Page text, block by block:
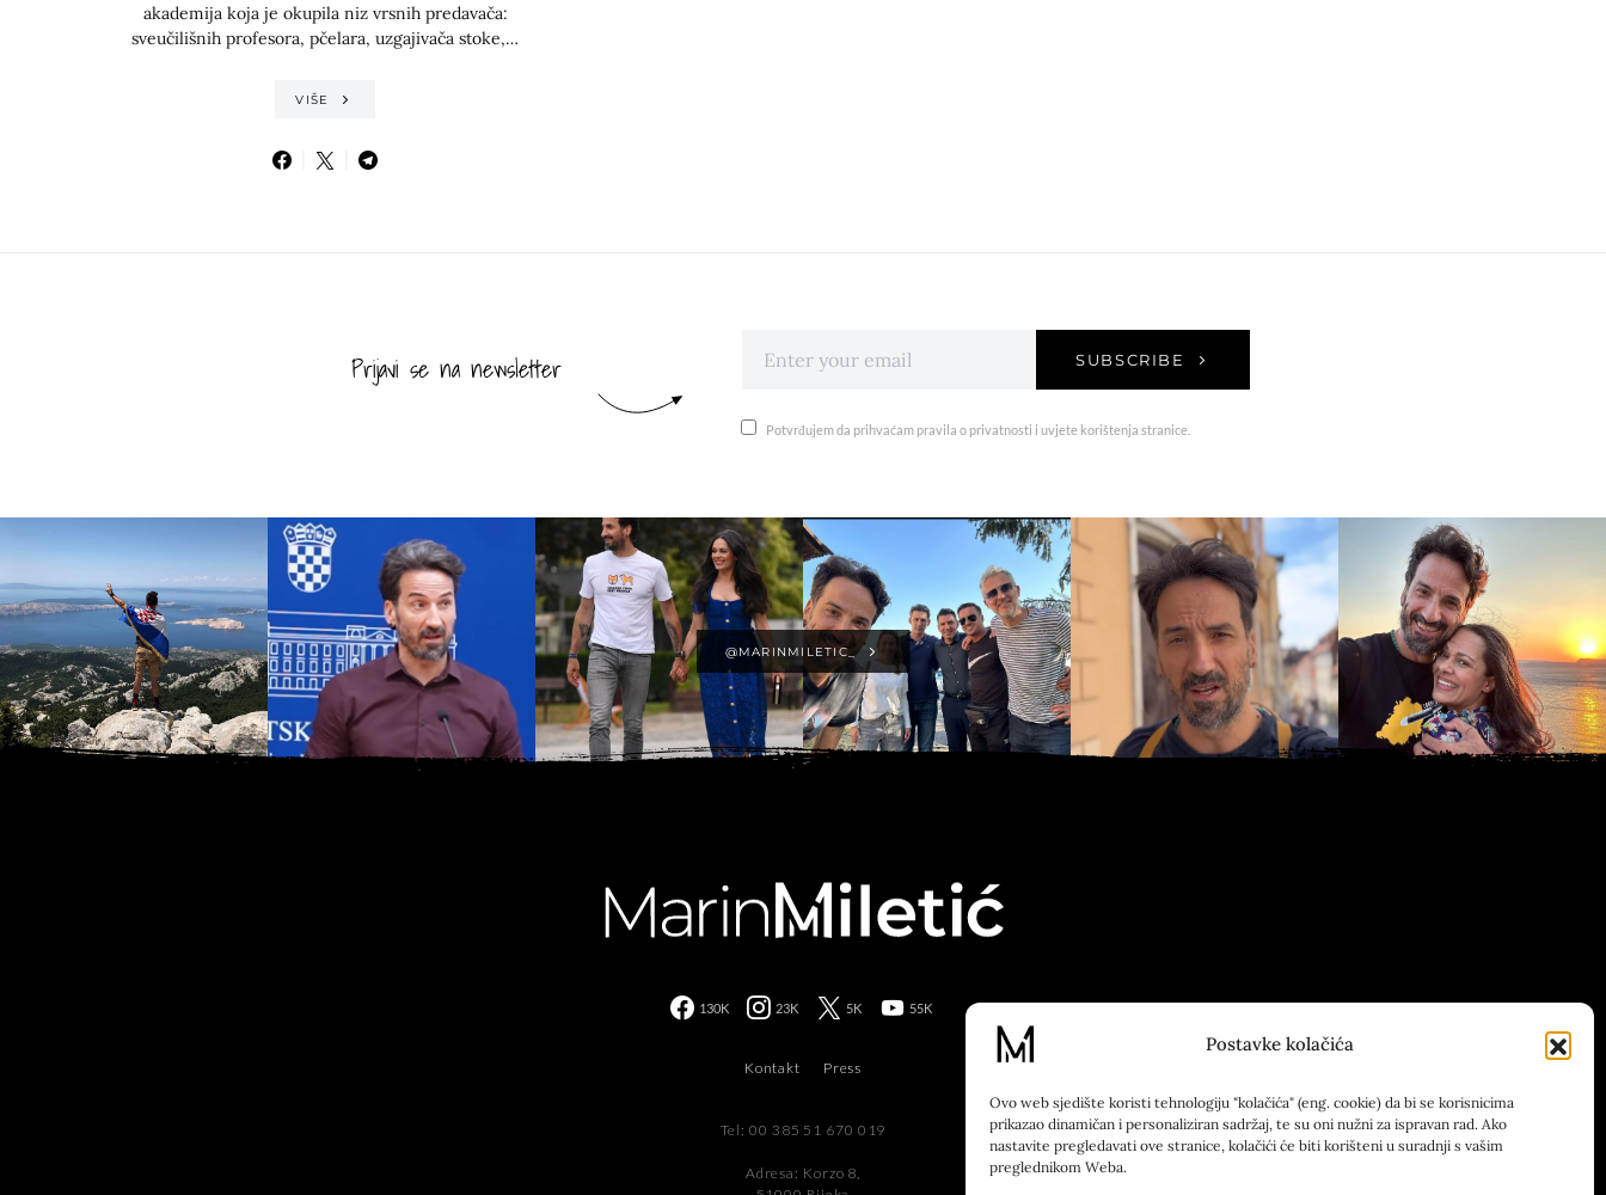
Postavke kolačića
Ovo web sjedište koristi tehnologiju "kolačića" (eng. cookie) da bi se korisnicima
prikazao dinamičan i personaliziran sadržaj, te su oni nužni za ispravan rad. Ako
nastavite pregledavati ove stranice, kolačići će biti korišteni u suradnji s vašim
preglednikom Weba.
akademija koja je okupila niz vrsnih predavača:
sveučilišnih profesora, pčelara, uzgajivača stoke,…
VIŠE
Prijavi se na newsletter SUBSCRIBE
Potvrđujem da prihvaćam pravila o privatnosti i uvjete korištenja stranice.
@MARINMILETIC_
130K 23K 5K 55K
Kontakt Press
Tel: 00 385 51 670 019
Adresa: Korzo 8,